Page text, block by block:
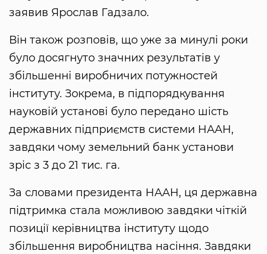
заявив Ярослав Гадзало.
Він також розповів, що уже за минулі роки
було досягнуто значних результатів у
збільшенні виробничих потужностей
інституту. Зокрема, в підпорядкування
науковій установі було передано шість
державних підприємств системи НААН,
завдяки чому земельний банк установи
зріс з 3 до 21 тис. га.
За словами президента НААН, ця державна
підтримка стала можливою завдяки чіткій
позиції керівництва інституту щодо
збільшення виробництва насіння. Завдяки